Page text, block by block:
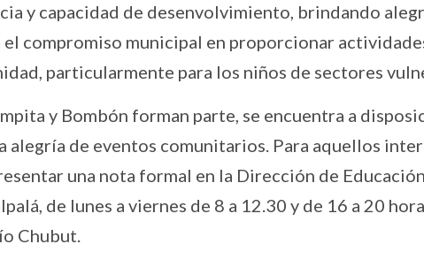
y capacidad de desenvolvimiento, brindando
compromiso municipal en proporcionar
particularmente para los niños de sectores
y Bombón forman parte, se encuentra a
de eventos comunitarios. Para aquellos
una nota formal en la Dirección de
de lunes a viernes de 8 a 12.30 y de 16 a 20
Chubut.